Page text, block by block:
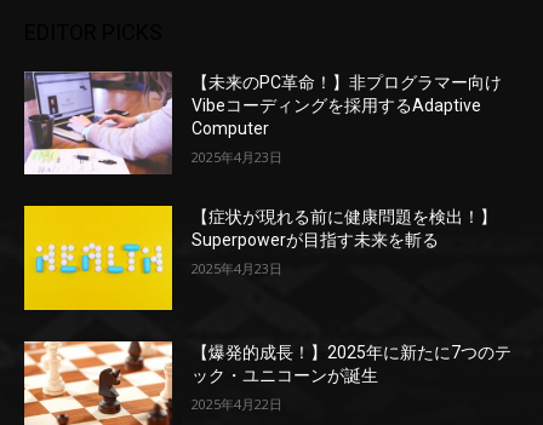
【未来のPC革命！】非プログラマー向け
Vibeコーディングを採用するAdaptive
Computer
2025年4月23日
【症状が現れる前に健康問題を検出！】
Superpowerが目指す未来を斬る
2025年4月23日
【爆発的成長！】2025年に新たに7つのテ
ック・ユニコーンが誕生
2025年4月22日